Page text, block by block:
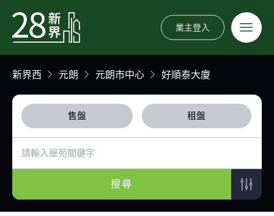
業主登入
新界西 元朗 元朗市中心 好順泰大廈
售盤 租盤
搜尋